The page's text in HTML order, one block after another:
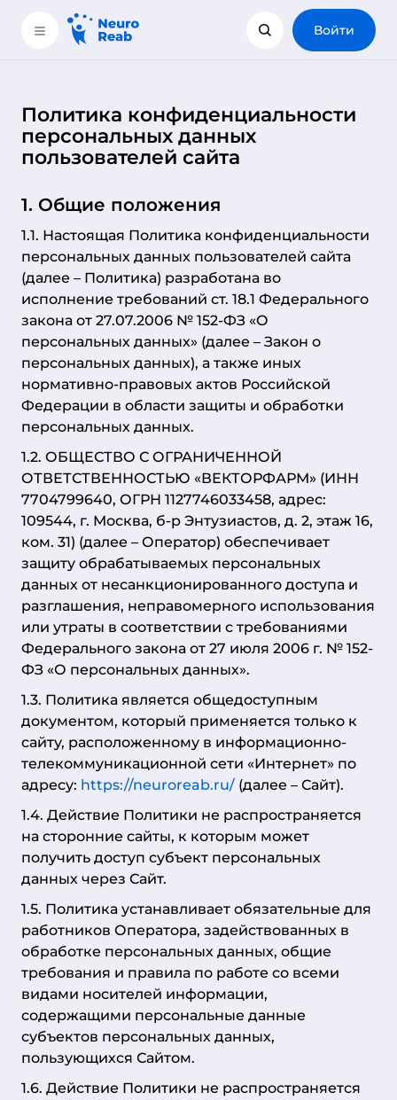
Войти
Политика конфиденциальности
персональных данных
пользователей сайта
1. Общие положения
1.1. Настоящая Политика конфиденциальности
персональных данных пользователей сайта
(далее – Политика) разработана во
исполнение требований ст. 18.1 Федерального
закона от 27.07.2006 № 152-ФЗ «О
персональных данных» (далее – Закон о
персональных данных), а также иных
нормативно-правовых актов Российской
Федерации в области защиты и обработки
персональных данных.
1.2. ОБЩЕСТВО С ОГРАНИЧЕННОЙ
ОТВЕТСТВЕННОСТЬЮ «ВЕКТОРФАРМ» (ИНН
7704799640, ОГРН 1127746033458, адрес:
109544, г. Москва, б-р Энтузиастов, д. 2, этаж 16,
ком. 31) (далее – Оператор) обеспечивает
защиту обрабатываемых персональных
данных от несанкционированного доступа и
разглашения, неправомерного использования
или утраты в соответствии с требованиями
Федерального закона от 27 июля 2006 г. № 152-
ФЗ «О персональных данных».
1.3. Политика является общедоступным
документом, который применяется только к
сайту, расположенному в информационно-
телекоммуникационной сети «Интернет» по
адресу: https://neuroreab.ru/ (далее – Сайт).
1.4. Действие Политики не распространяется
на сторонние сайты, к которым может
получить доступ субъект персональных
данных через Сайт.
1.5. Политика устанавливает обязательные для
работников Оператора, задействованных в
обработке персональных данных, общие
требования и правила по работе со всеми
видами носителей информации,
содержащими персональные данные
субъектов персональных данных,
пользующихся Сайтом.
1.6. Действие Политики не распространяется